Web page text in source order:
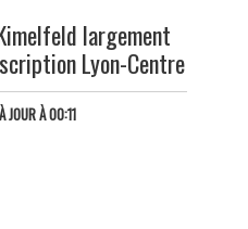
largement
Lyon-Centre
À 00:11